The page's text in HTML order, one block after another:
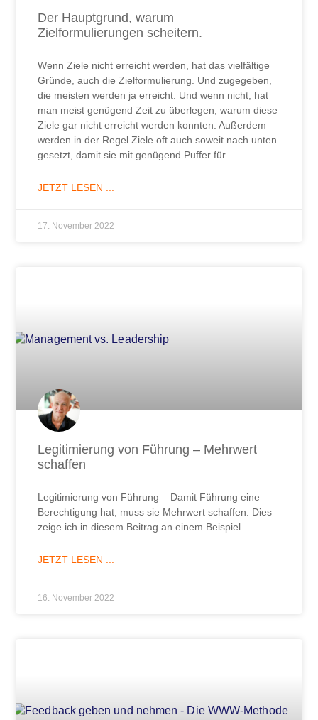
Der Hauptgrund, warum
Zielformulierungen scheitern.
Wenn Ziele nicht erreicht werden, hat das vielfältige
Gründe, auch die Zielformulierung. Und zugegeben,
die meisten werden ja erreicht. Und wenn nicht, hat
man meist genügend Zeit zu überlegen, warum diese
Ziele gar nicht erreicht werden konnten. Außerdem
werden in der Regel Ziele oft auch soweit nach unten
gesetzt, damit sie mit genügend Puffer für
JETZT LESEN ...
17. November 2022
Legitimierung von Führung – Mehrwert
schaffen
Legitimierung von Führung – Damit Führung eine
Berechtigung hat, muss sie Mehrwert schaffen. Dies
zeige ich in diesem Beitrag an einem Beispiel.
JETZT LESEN ...
16. November 2022